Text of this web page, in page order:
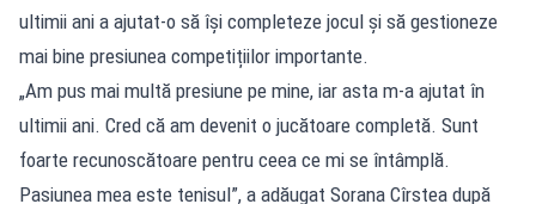
ultimii ani a ajutat-o să își completeze jocul și să gestioneze
mai bine presiunea competițiilor importante.
„Am pus mai multă presiune pe mine, iar asta m-a ajutat în
ultimii ani. Cred că am devenit o jucătoare completă. Sunt
foarte recunoscătoare pentru ceea ce mi se întâmplă.
Pasiunea mea este tenisul”, a adăugat Sorana Cîrstea după